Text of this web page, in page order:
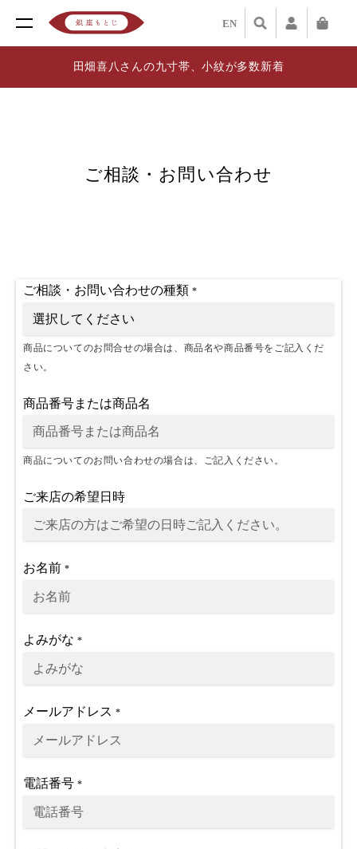
EN
田畑喜八さんの九寸帯、小紋が多数新着
ご相談・お問い合わせ
ご相談・お問い合わせの種類 *
商品についてのお問合せの場合は、商品名や商品番号をご記入くだ
さい。
商品番号または商品名
商品についてのお問い合わせの場合は、ご記入ください。
ご来店の希望日時
お名前 *
よみがな *
メールアドレス *
電話番号 *